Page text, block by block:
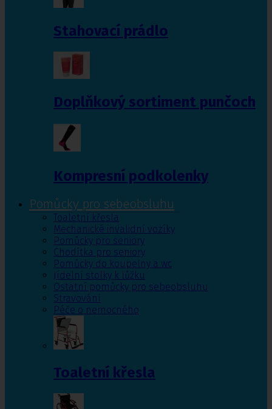
Stahovací prádlo
Doplňkový sortiment punčoch
Kompresní podkolenky
Pomůcky pro sebeobsluhu
Toaletní křesla
Mechanické invalidní vozíky
Pomůcky pro seniory
Chodítka pro seniory
Pomůcky do koupelny a wc
Jídelní stolky k lůžku
Ostatní pomůcky pro sebeobsluhu
Stravování
Péče o nemocného
Toaletní křesla